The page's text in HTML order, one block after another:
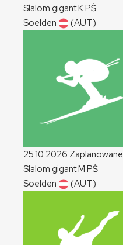
Slalom gigantKPŚ
Soelden
(AUT)
25.10.2026 Zaplanowane
Slalom gigantM PŚ
Soelden
(AUT)